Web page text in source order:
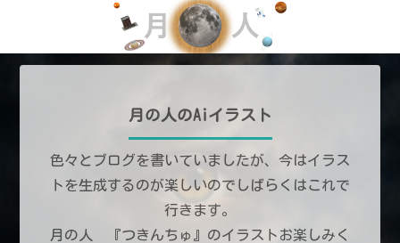
月の人のAiイラスト
色々とブログを書いていましたが、今はイラス
トを生成するのが楽しいのでしばらくはこれで
行きます。
月の人 『つきんちゅ』のイラストお楽しみく